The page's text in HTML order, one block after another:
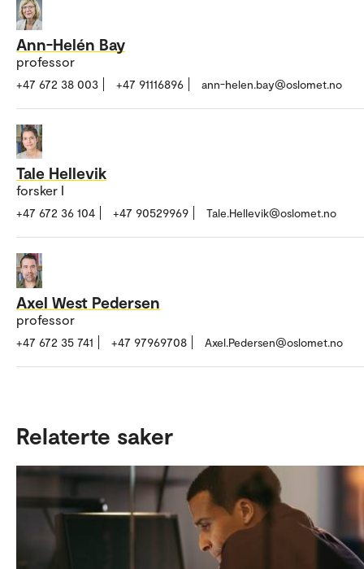
Ann-Helén Bay
professor
+47 672 38 003 +47 91116896 ann-helen.bay@oslomet.no
Tale Hellevik
forsker I
+47 672 36 104 +47 90529969 Tale.Hellevik@oslomet.no
Axel West Pedersen
professor
+47 672 35 741 +47 97969708 Axel.Pedersen@oslomet.no
Relaterte saker